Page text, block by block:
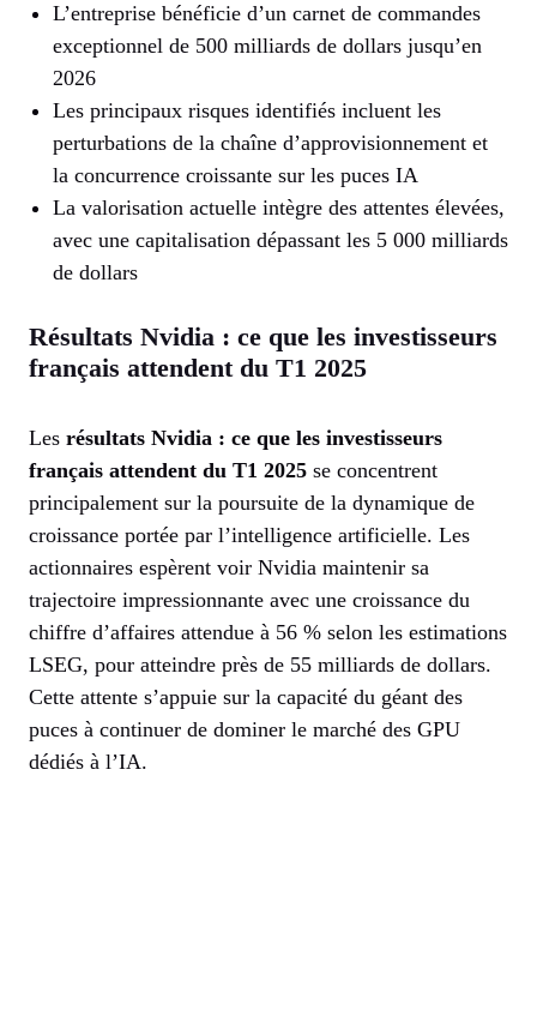
L’entreprise bénéficie d’un carnet de commandes
exceptionnel de 500 milliards de dollars jusqu’en
2026
Les principaux risques identifiés incluent les
perturbations de la chaîne d’approvisionnement et
la concurrence croissante sur les puces IA
La valorisation actuelle intègre des attentes élevées,
avec une capitalisation dépassant les 5 000 milliards
de dollars
Résultats Nvidia : ce que les investisseurs
français attendent du T1 2025
Les résultats Nvidia : ce que les investisseurs
français attendent du T1 2025 se concentrent
principalement sur la poursuite de la dynamique de
croissance portée par l’intelligence artificielle. Les
actionnaires espèrent voir Nvidia maintenir sa
trajectoire impressionnante avec une croissance du
chiffre d’affaires attendue à 56 % selon les estimations
LSEG, pour atteindre près de 55 milliards de dollars.
Cette attente s’appuie sur la capacité du géant des
puces à continuer de dominer le marché des GPU
dédiés à l’IA.